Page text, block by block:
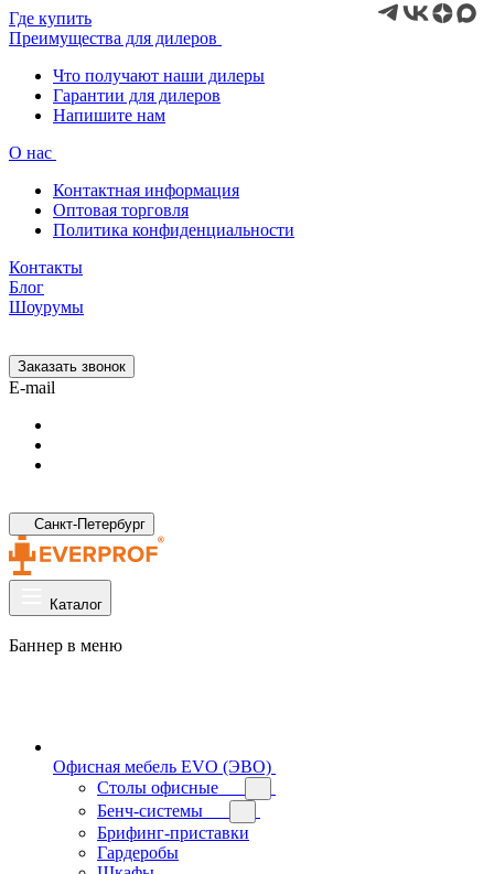
Где купить
Преимущества для дилеров
Что получают наши дилеры
Гарантии для дилеров
Напишите нам
О нас
Контактная информация
Оптовая торговля
Политика конфиденциальности
Контакты
Блог
Шоурумы
Заказать звонок
E-mail
Санкт-Петербург
Каталог
Баннер в меню
Офисная мебель EVO (ЭВО)
Cтолы офисные
Бенч-системы
Брифинг-приставки
Гардеробы